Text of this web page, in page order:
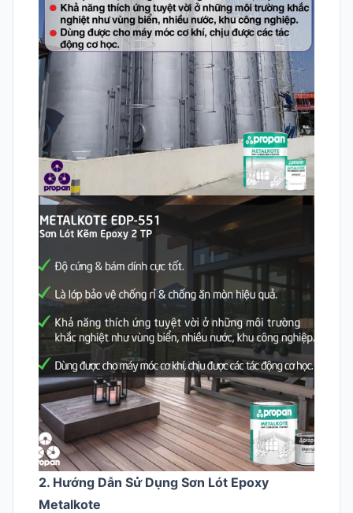
2. Hướng Dẫn Sử Dụng Sơn Lót Epoxy
Metalkote